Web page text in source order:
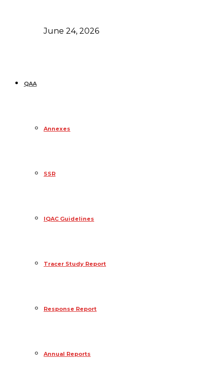
June 24, 2026
QAA
Annexes
SSR
IQAC Guidelines
Tracer Study Report
Response Report
Annual Reports